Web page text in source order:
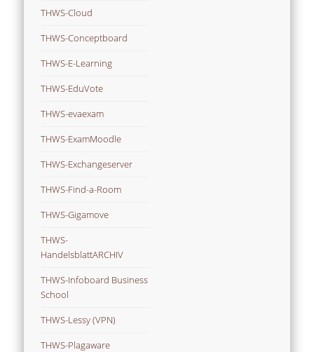
THWS-Cloud
THWS-Conceptboard
THWS-E-Learning
THWS-EduVote
THWS-evaexam
THWS-ExamMoodle
THWS-Exchangeserver
THWS-Find-a-Room
THWS-Gigamove
THWS-
HandelsblattARCHIV
THWS-Infoboard Business
School
THWS-Lessy (VPN)
THWS-Plagaware